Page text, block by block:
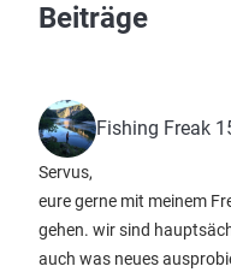
Beiträge
Fishing Freak
Servus,
eure gerne mit meinem
gehen. wir sind
auch was neues